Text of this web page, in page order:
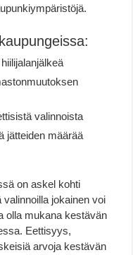
valinnoista
jätteiden määrää
on askel kohti
jokainen voi
olla mukana kestävän
Eettisyys,
arvoja kestävän